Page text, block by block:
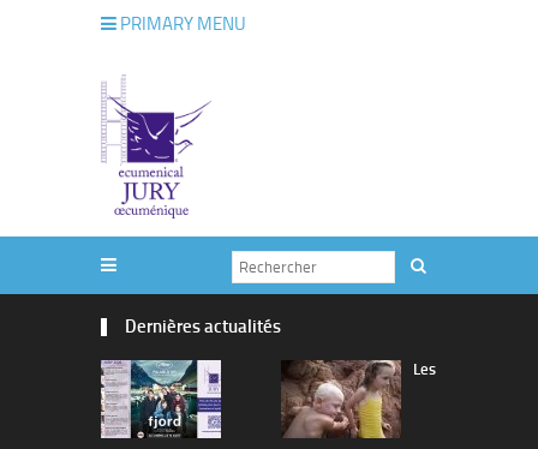
PRIMARY MENU
Dernières actualités
Les